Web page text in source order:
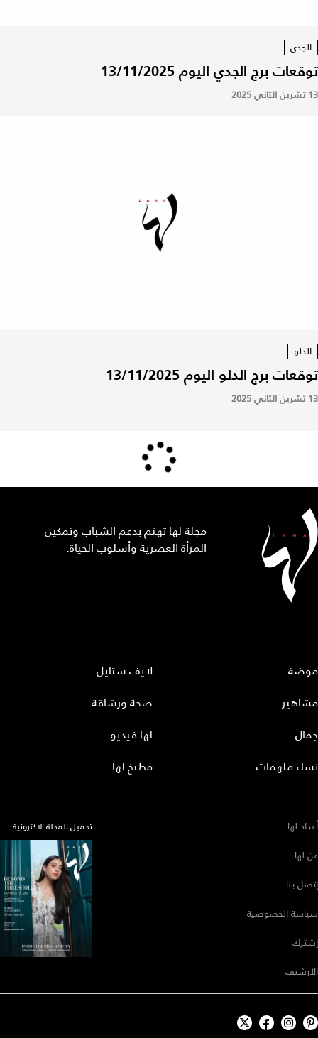
الجدي
توقعات برج الجدي اليوم 13/11/2025
13 تشرين الثاني 2025
الدلو
توقعات برج الدلو اليوم 13/11/2025
13 تشرين الثاني 2025
مجلة لها تهتم بدعم الشباب وتمكين
المرأة العصرية وأسلوب الحياة.
موضة
مشاهير
جمال
نساء ملهمات
لايف ستايل
صحة ورشاقة
لها فيديو
مطبخ لها
أعداد لها
عن لها
إتصل بنا
سياسة الخصوصية
إشترك
الأرشيف
تحميل المجلة الاكترونية